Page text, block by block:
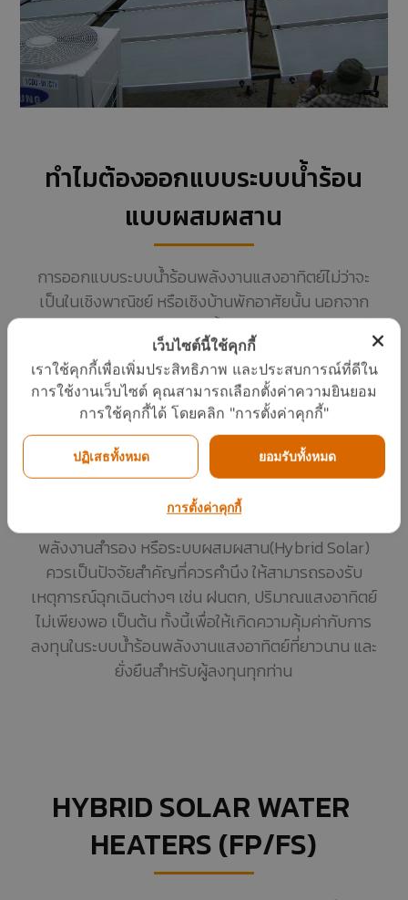
ทำไมต้องออกแบบระบบน้ำร้อน
แบบผสมผสาน
การออกแบบระบบน้ำร้อนพลังงานแสงอาทิตย์ไม่ว่าจะ
เป็นในเชิงพาณิชย์ หรือเชิงบ้านพักอาศัยนั้น นอกจาก
พิจารณาถึงทิศทาง การติดตั้ง ควรหันแผงรับแสงได้
ตลอดทั้งวัน คือทิศใต้ และเอียงทำมุมตั้งฉากกับรังสีดวง
อาทิตย์แล้วนั้น ควรพิจารณาองค์ประกอบ อื่นๆ รวมด้วย
นั่นคืออุปกรณ์หลักของระบบ ควรผลิตได้มาตรฐาน
ASHREA-93-77, ถังเก็บน้ำร้อนที่ได้มาตรฐานความ
ปลอดภัยสากล และสามารถเก็บความร้อนได้ดี,ระบบปั๊ม
น้ำหมุนเวียน,ระบบควบคุมการทำงาน และระบบพลังงาน
สำรอง ทั้งนี้เนื่องจากพลังงาน แสงอาทิตย์ในบ้านเรา ไม่
สามารถให้พลังงานได้ตลอดทั้งวัน ดังนั้นการออกแบบ
พลังงานสำรอง หรือระบบผสมผสาน(Hybrid Solar)
ควรเป็นปัจจัยสำคัญที่ควรคำนึง ให้สามารถรองรับ
เหตุการณ์ฉุกเฉินต่างๆ เช่น ฝนตก, ปริมาณแสงอาทิตย์
ไม่เพียงพอ เป็นต้น ทั้งนี้เพื่อให้เกิดความคุ้มค่ากับการ
ลงทุนในระบบน้ำร้อนพลังงานแสงอาทิตย์ที่ยาวนาน และ
ยั่งยืนสำหรับผู้ลงทุนทุกท่าน
HYBRID SOLAR WATER
HEATERS (FP/FS)
เว็บไซต์นี้ใช้คุกกี้
เราใช้คุกกี้เพื่อเพิ่มประสิทธิภาพ และประสบการณ์ที่ดีใน
การใช้งานเว็บไซต์ คุณสามารถเลือกตั้งค่าความยินยอม
การใช้คุกกี้ได้ โดยคลิก "การตั้งค่าคุกกี้"
ปฏิเสธทั้งหมด ยอมรับทั้งหมด
การตั้งค่าคุกกี้